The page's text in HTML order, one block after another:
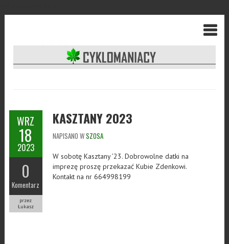
WRZ
18
2023
0
Komentarz
przez
Łukasz
KASZTANY 2023
NAPISANO WSZOSA
W sobotę Kasztany ’23. Dobrowolne datki na
imprezę proszę przekazać Kubie Zdenkowi.
Kontakt na nr 664998199